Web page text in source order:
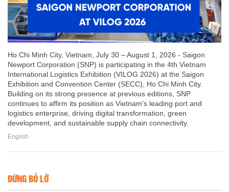
Ho Chi Minh City, Vietnam, July 30 – August 1, 2026 - Saigon
Newport Corporation (SNP) is participating in the 4th Vietnam
International Logistics Exhibition (VILOG 2026) at the Saigon
Exhibition and Convention Center (SECC), Ho Chi Minh City.
Building on its strong presence at previous editions, SNP
continues to affirm its position as Vietnam's leading port and
logistics enterprise, driving digital transformation, green
development, and sustainable supply chain connectivity.
English
ĐỪNG BỎ LỠ